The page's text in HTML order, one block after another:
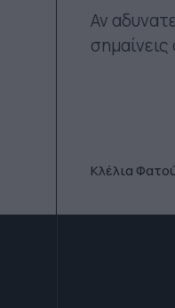
Αν
σημαίνεις
Κλέλια